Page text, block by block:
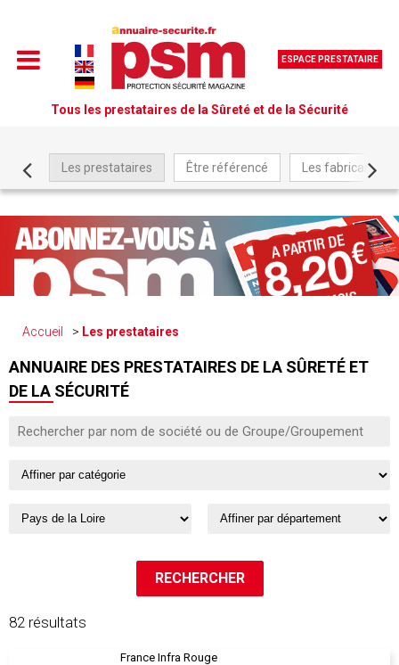
ESPACE PRESTATAIRE
Tous les prestataires de la Sûreté et de la Sécurité
Les prestataires Être référencé Les fabricants
Accueil Les prestataires
ANNUAIRE DES PRESTATAIRES DE LA SÛRETÉ ET
DE LA SÉCURITÉ
82 résultats
France Infra Rouge